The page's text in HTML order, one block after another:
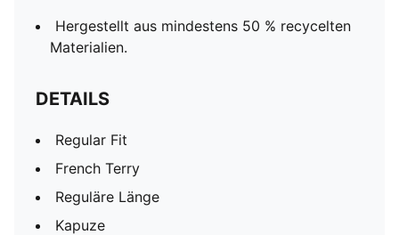
Hergestellt aus mindestens 50 % recycelten
Materialien.
DETAILS
Regular Fit
French Terry
Reguläre Länge
Kapuze